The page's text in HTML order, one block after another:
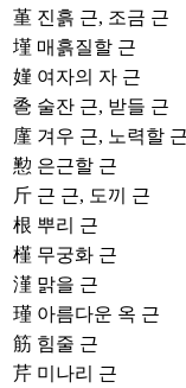
堇 진흙 근, 조금 근
墐 매흙질할 근
嫤 여자의 자 근
巹 술잔 근, 받들 근
廑 겨우 근, 노력할 근
懃 은근할 근
斤 근 근, 도끼 근
根 뿌리 근
槿 무궁화 근
漌 맑을 근
瑾 아름다운 옥 근
筋 힘줄 근
芹 미나리 근